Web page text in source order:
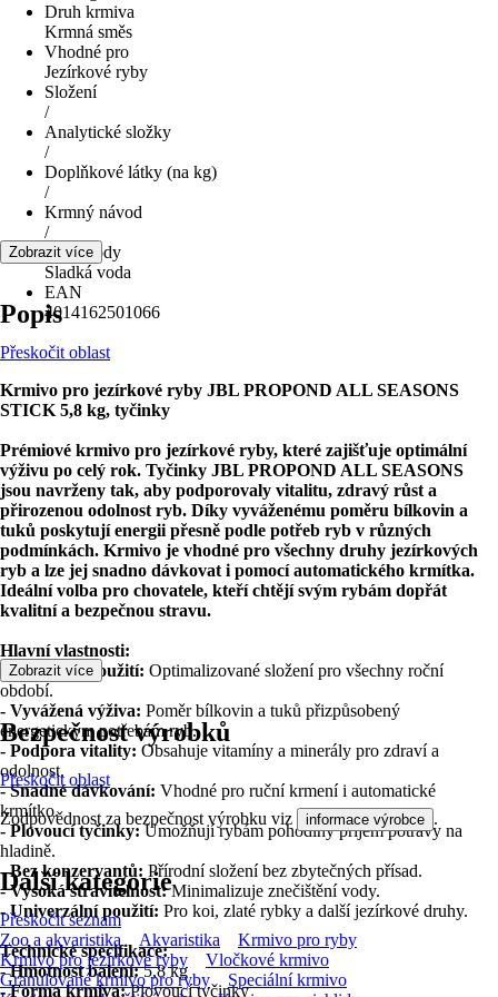
Druh krmiva
Krmná směs
Vhodné pro
Jezírkové ryby
Složení
/
Analytické složky
/
Doplňkové látky (na kg)
/
Krmný návod
/
Druh vody
Sladká voda
EAN
4014162501066
Zobrazit více
Popis
Přeskočit oblast
Krmivo pro jezírkové ryby JBL PROPOND ALL SEASONS
STICK 5,8 kg, tyčinky
Prémiové krmivo pro jezírkové ryby, které zajišťuje optimální
výživu po celý rok. Tyčinky JBL PROPOND ALL SEASONS
jsou navrženy tak, aby podporovaly vitalitu, zdravý růst a
přirozenou odolnost ryb. Díky vyváženému poměru bílkovin a
tuků poskytují energii přesně podle potřeb ryb v různých
podmínkách. Krmivo je vhodné pro všechny druhy jezírkových
ryb a lze jej snadno dávkovat i pomocí automatického krmítka.
Ideální volba pro chovatele, kteří chtějí svým rybám dopřát
kvalitní a bezpečnou stravu.
Hlavní vlastnosti:
- Celoroční použití: Optimalizované složení pro všechny roční
období.
- Vyvážená výživa: Poměr bílkovin a tuků přizpůsobený
energetickým potřebám ryb.
- Podpora vitality: Obsahuje vitamíny a minerály pro zdraví a
odolnost.
- Snadné dávkování: Vhodné pro ruční krmení i automatické
krmítko.
- Plovoucí tyčinky:Umožňují rybám pohodlný příjem potravy na
hladině.
- Bez konzervantů: Přírodní složení bez zbytečných přísad.
- Vysoká stravitelnost:Minimalizuje znečištění vody.
- Univerzální použití: Pro koi, zlaté rybky a další jezírkové druhy.
Technické specifikace:
- Hmotnost balení:5,8 kg
- Forma krmiva:Plovoucí tyčinky
Zobrazit více
Bezpečnost výrobků
Přeskočit oblast
Zodpovědnost za bezpečnost výrobku viz informace výrobce .
Další kategorie
Přeskočit seznam
Zoo a akvaristika
Akvaristika
Krmivo pro ryby
Krmivo pro jezírkové ryby
Vločkové krmivo
Granulované krmivo pro ryby
Speciální krmivo